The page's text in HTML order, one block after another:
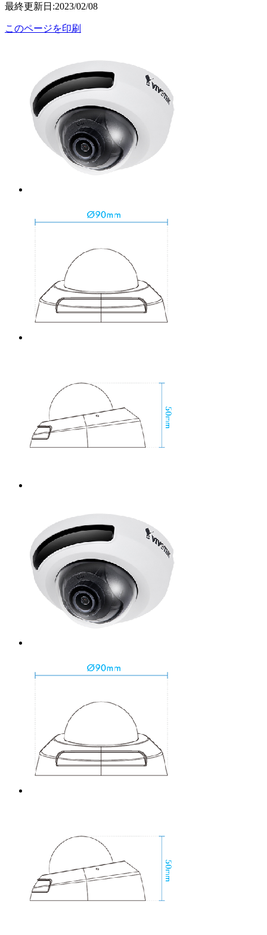
最終更新日:2023/02/08
このページを印刷